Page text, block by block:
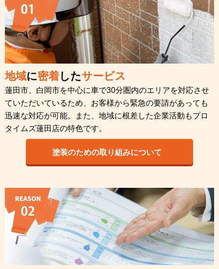
地域に密着したサービス
蓮田市、白岡市を中心に車で30分圏内のエリアを対応させ
ていただいているため、お客様から緊急の要請があっても
迅速な対応が可能。また、地域に根差した企業活動もプロ
タイムズ蓮田店の特色です。
塗装のための取り組みについて